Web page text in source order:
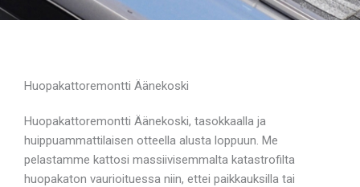
Huopakattoremontti Äänekoski
Huopakattoremontti Äänekoski, tasokkaalla ja
huippuammattilaisen otteella alusta loppuun. Me
pelastamme kattosi massiivisemmalta katastrofilta
huopakaton vaurioituessa niin, ettei paikkauksilla tai